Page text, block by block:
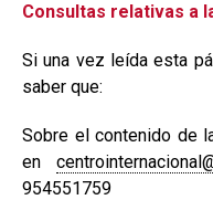
Consultas relativas a
Si una vez leída esta
saber que:
Sobre el contenido de
en
954551759